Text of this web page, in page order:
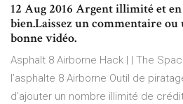
12 Aug 2016 Argent illimité et
bien.Laissez un commentaire
bonne vidéo.
Asphalt 8 Airborne Hack | | The
l’asphalte 8 Airborne Outil de
d’ajouter un nombre illimité de